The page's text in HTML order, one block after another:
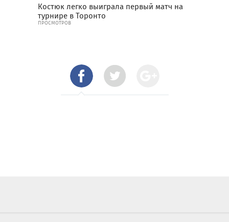
Костюк легко выиграла первый матч на
турнире в Торонто
ПРОСМОТРОВ